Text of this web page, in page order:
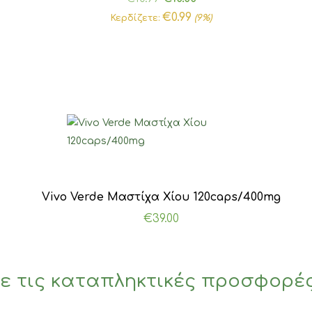
price τρέχουσα
Κερδίζετε: €0.99 (9%)
Vivo Verde Μαστίχα Χίου 120caps/400mg
€39.00
τις καταπληκτικές